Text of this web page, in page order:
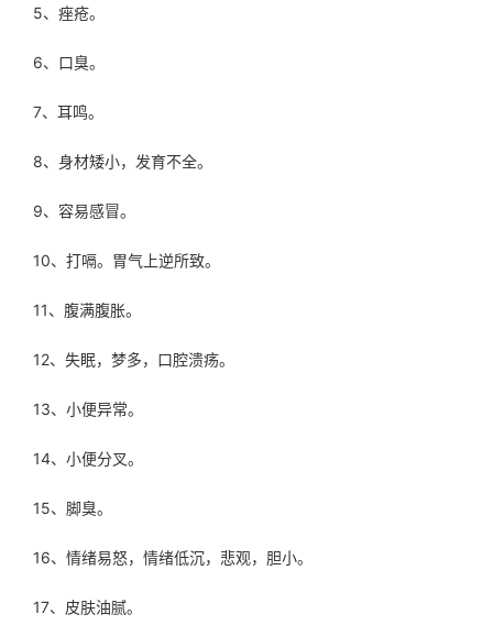
5、痤疮。
6、口臭。
7、耳鸣。
8、身材矮小，发育不全。
9、容易感冒。
10、打嗝。胃气上逆所致。
11、腹满腹胀。
12、失眠，梦多，口腔溃疡。
13、小便异常。
14、小便分叉。
15、脚臭。
16、情绪易怒，情绪低沉，悲观，胆小。
17、皮肤油腻。